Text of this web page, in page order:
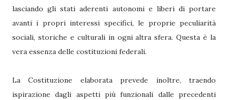
lasciando gli stati aderenti autonomi e liberi di portare
avanti i propri interessi specifici, le proprie peculiarità
sociali, storiche e culturali in ogni altra sfera. Questa è la
vera essenza delle costituzioni federali.
La Costituzione elaborata prevede inoltre, traendo
ispirazione dagli aspetti più funzionali dalle precedenti